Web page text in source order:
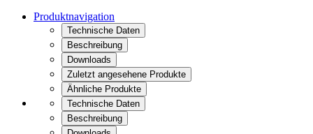
Produktnavigation
Technische Daten
Beschreibung
Downloads
Zuletzt angesehene Produkte
Ähnliche Produkte
Technische Daten
Beschreibung